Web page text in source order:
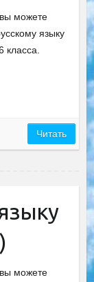
можете
языку
класса.
Читать
можете